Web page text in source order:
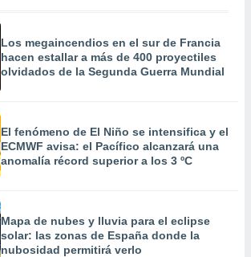
Los megaincendios en el sur de Francia
hacen estallar a más de 400 proyectiles
olvidados de la Segunda Guerra Mundial
El fenómeno de El Niño se intensifica y el
ECMWF avisa: el Pacífico alcanzará una
anomalía récord superior a los 3 ºC
Mapa de nubes y lluvia para el eclipse
solar: las zonas de España donde la
nubosidad permitirá verlo